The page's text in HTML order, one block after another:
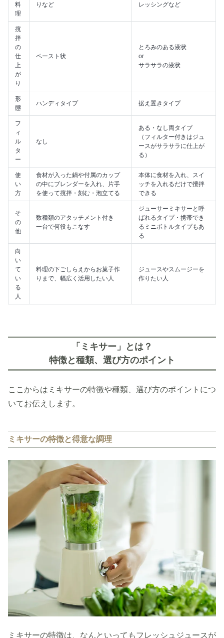
料
理
りなど
レッシングなど
撹
拌
の
仕
上
が
り
ペースト状
とろみのある液状
or
サラサラの液状
形
態
ハンディタイプ 据え置きタイプ
フ
ィ
ル
タ
ー
なし
ある・なし両タイプ
（フィルター付きはジュ
ースがサラサラに仕上が
る）
使
い
方
食材が入った鍋や付属のカップ
の中にブレンダーを入れ、片手
を使って撹拌・刻む・泡立てる
本体に食材を入れ、スイ
ッチを入れるだけで攪拌
できる
そ
の
他
数種類のアタッチメント付き
一台で何役もこなす
ジューサーミキサーと呼
ばれるタイプ・携帯でき
るミニボトルタイプもあ
る
向
い
て
い
る
人
料理の下ごしらえからお菓子作
りまで、幅広く活用したい人
ジュースやスムージーを
作りたい人
「ミキサー」とは？
特徴と種類、選び方のポイント
ここからはミキサーの特徴や種類、選び方のポイントにつ
いてお伝えします。
ミキサーの特徴と得意な調理
ミキサーの特徴は、なんといってもフレッシュジュースが